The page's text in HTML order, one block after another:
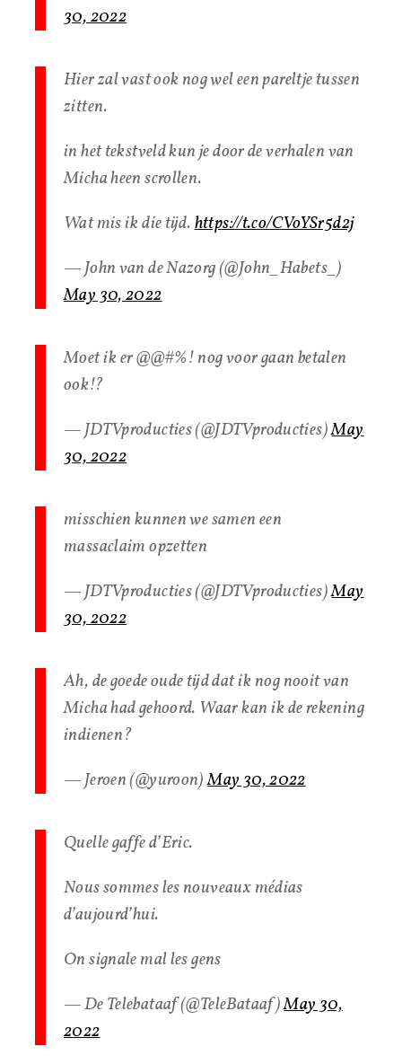
30, 2022
Hier zal vast ook nog wel een pareltje tussen
zitten.
in het tekstveld kun je door de verhalen van
Micha heen scrollen.
Wat mis ik die tijd.https://t.co/CVoYSr5d2j
— John van de Nazorg (@John_Habets_)
May 30, 2022
Moet ik er @@#%! nog voor gaan betalen
ook!?
— JDTVproducties (@JDTVproducties)May
30, 2022
misschien kunnen we samen een
massaclaim opzetten
— JDTVproducties (@JDTVproducties)May
30, 2022
Ah, de goede oude tijd dat ik nog nooit van
Micha had gehoord. Waar kan ik de rekening
indienen?
— Jeroen (@yuroon)May 30, 2022
Quelle gaffe d’Eric.
Nous sommes les nouveaux médias
d’aujourd’hui.
On signale mal les gens
— De Telebataaf (@TeleBataaf)May 30,
2022